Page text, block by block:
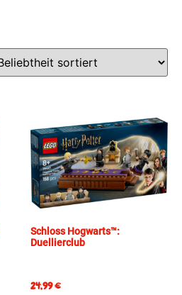
Schloss Hogwarts™:
Duellierclub
24,99€